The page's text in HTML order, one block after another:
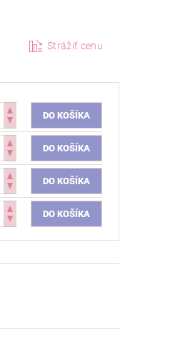
Strážiť cenu